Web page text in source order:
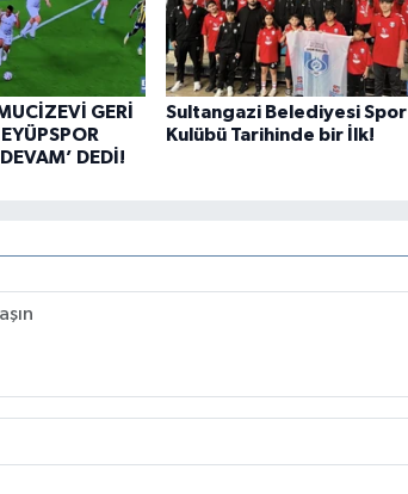
GERİ
DEDİ!
Sultangazi Belediyesi Spor
Kulübü Tarihinde bir İlk!